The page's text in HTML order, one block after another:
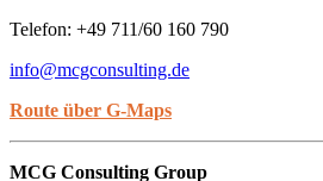
Telefon: +49 711/60 160 790
info@mcgconsulting.de
Route über G-Maps
MCG Consulting Group